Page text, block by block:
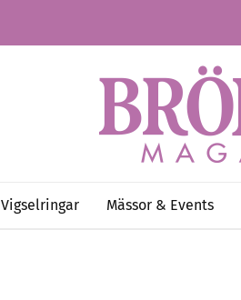
Vigselringar Mässor & Events